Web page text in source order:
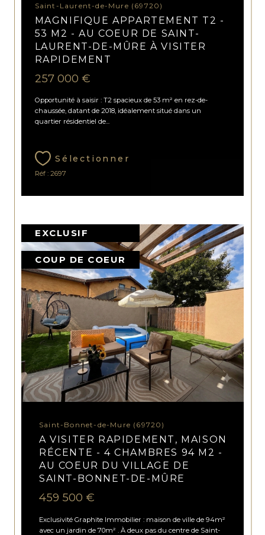
Saint-Laurent-de-Mure (69720)
MAGNIFIQUE APPARTEMENT T2 -
53 M2 - AU COEUR DE SAINT-
LAURENT-DE-MÛRE À VISITER
RAPIDEMENT
257 000 €
Opportunité à saisir : T2 spacieux de 53 m² en rez-de-
chaussée, datant de 2018, idéalement situé dans un
quartier résidentiel de...
Sélectionner
Réf : 2697
Saint-Bonnet-de-Mure (69720)
A VISITER RAPIDEMENT, MAISON
RÉCENTE - 4 CHAMBRES 94 M2 -
AU COEUR DU VILLAGE DE
SAINT-BONNET-DE-MÛRE
459 500 €
Exclusivité Graphite Immobilier : maison de ville de 94m²
avec un jardin de 70m² . À deux pas du centre de Saint-
EXCLUSIF
COUP DE COEUR